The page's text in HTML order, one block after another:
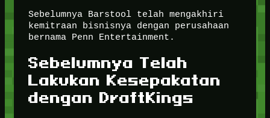
Sebelumnya Barstool telah mengakhiri
kemitraan bisnisnya dengan perusahaan
bernama Penn Entertainment.
Sebelumnya Telah
Lakukan Kesepakatan
dengan DraftKings